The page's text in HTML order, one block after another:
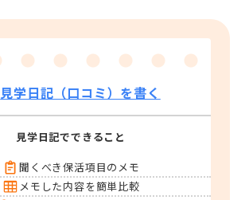
見学日記（口コミ）を書く
見学日記でできること
聞くべき保活項目のメモ
メモした内容を簡単比較